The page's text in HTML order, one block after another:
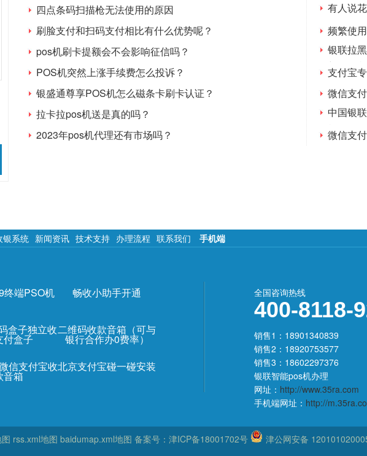
四点条码扫描枪无法使用的原因
刷脸支付和扫码支付相比有什么优势呢？
pos机刷卡提额会不会影响征信吗？
POS机突然上涨手续费怎么投诉？
银盛通尊享POS机怎么磁条卡刷卡认证？
拉卡拉pos机送是真的吗？
2023年pos机代理还有市场吗？
有人说
陷阱
频繁使
银联拉
额POS
支付宝
微信支
中国银
机会了
微信支
银系统 新闻资讯 技术支持 办理流程 联系我们 手机端
终端PSO机 畅收小助手开通
盒子独立收
付盒子
二维码收款音箱（可与
银行合作办0费率）
信支付宝收
音箱
北京支付宝碰一碰安装
全国咨询热线
400-8118-
销售1：18901340839
销售2：18920753577
销售3：18602297376
银联智能pos机办理
网址： http://www.35ra.com
手机端网址： http://
rss.xml地图 baidumap.xml地图 备案号： 津ICP备18001702号 津公网安备